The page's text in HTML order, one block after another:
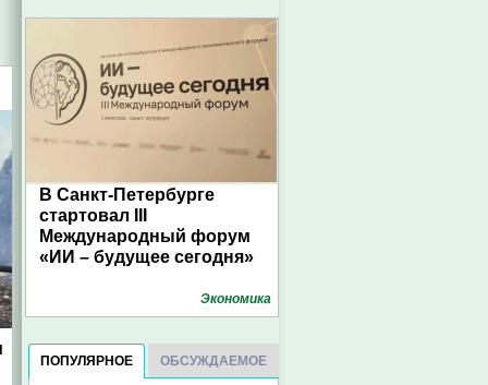
В Санкт-Петербурге
стартовал III
Международный форум
«ИИ – будущее сегодня»
Экономика
ПОПУЛЯРНОЕ ОБСУЖДАЕМОЕ